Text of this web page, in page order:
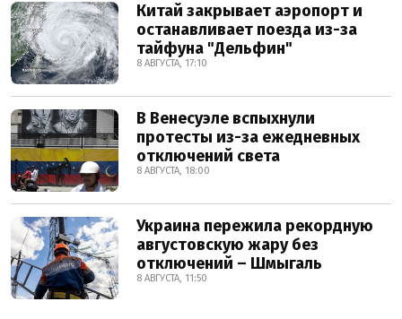
Китай закрывает аэропорт и
останавливает поезда из-за
тайфуна "Дельфин"
8 АВГУСТА, 17:10
В Венесуэле вспыхнули
протесты из-за ежедневных
отключений света
8 АВГУСТА, 18:00
Украина пережила рекордную
августовскую жару без
отключений – Шмыгаль
8 АВГУСТА, 11:50